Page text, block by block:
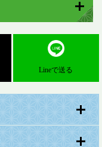
Lineで送る